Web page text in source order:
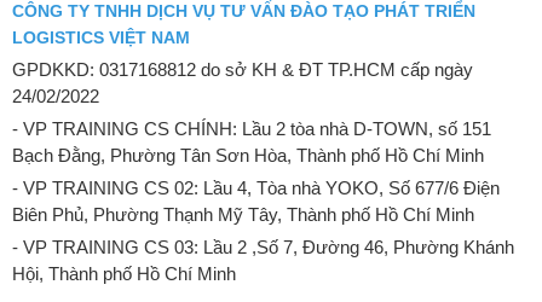
CÔNG TY TNHH DỊCH VỤ TƯ VẤN ĐÀO TẠO PHÁT TRIỂN
LOGISTICS VIỆT NAM
GPDKKD: 0317168812 do sở KH & ĐT TP.HCM cấp ngày
24/02/2022
- VP TRAINING CS CHÍNH: Lầu 2 tòa nhà D-TOWN, số 151
Bạch Đằng, Phường Tân Sơn Hòa, Thành phố Hồ Chí Minh
- VP TRAINING CS 02: Lầu 4, Tòa nhà YOKO, Số 677/6 Điện
Biên Phủ, Phường Thạnh Mỹ Tây, Thành phố Hồ Chí Minh
- VP TRAINING CS 03: Lầu 2 ,Số 7, Đường 46, Phường Khánh
Hội, Thành phố Hồ Chí Minh